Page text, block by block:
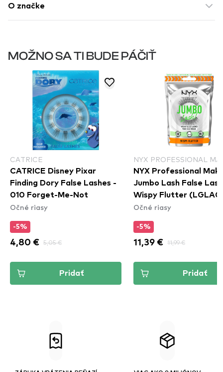
O značke
MOŽNO SA TI BUDE PÁČIŤ
CATRICE
CATRICE Disney Pixar
Finding Dory False Lashes -
010 Forget-Me-Not
Očné riasy
-5%
4,80 € 5,05 €
Pridať
NYX PROFESSIONAL
NYX Professional
Jumbo Lash False
Wispy Flutter
Očné riasy
-5%
11,39 € 11,99 €
Pridať